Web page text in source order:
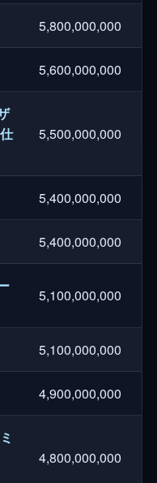
5,800,000,000
5,600,000,000
5,500,000,000
5,400,000,000
5,400,000,000
5,100,000,000
5,100,000,000
4,900,000,000
4,800,000,000